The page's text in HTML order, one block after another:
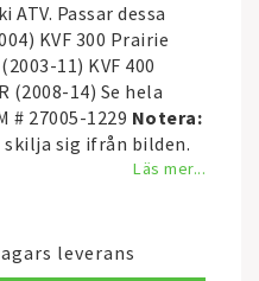
Passar dessa
KVF 300 Prairie
11) KVF 400
(2008-14) Se hela
# 27005-1229 Notera:
skilja sig ifrån bilden.
Läs mer...
leverans